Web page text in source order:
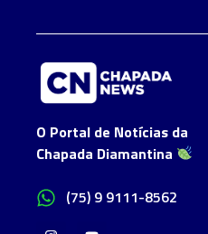
O Portal de Notícias da
Chapada Diamantina
(75) 9 9111-8562